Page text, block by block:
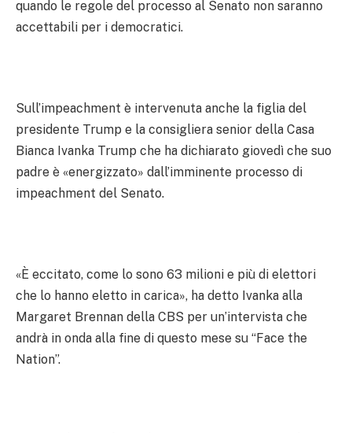
quando le regole del processo al Senato non saranno
accettabili per i democratici.
Sull’impeachment è intervenuta anche la figlia del
presidente Trump e la consigliera senior della Casa
Bianca Ivanka Trump che ha dichiarato giovedì che suo
padre è «energizzato» dall’imminente processo di
impeachment del Senato.
«È eccitato, come lo sono 63 milioni e più di elettori
che lo hanno eletto in carica», ha detto Ivanka alla
Margaret Brennan della CBS per un’intervista che
andrà in onda alla fine di questo mese su “Face the
Nation”.